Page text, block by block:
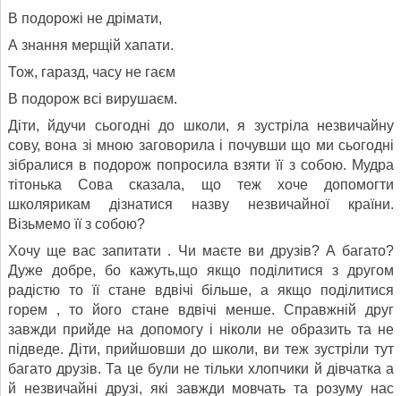
В подорожі не дрімати,
А знання мерщій хапати.
Тож, гаразд, часу не гаєм
В подорож всі вирушаєм.
Діти, йдучи сьогодні до школи, я зустріла незвичайну
сову, вона зі мною заговорила і почувши що ми сьогодні
зібралися в подорож попросила взяти її з собою. Мудра
тітонька Сова сказала, що теж хоче допомогти
школярикам дізнатися назву незвичайної країни.
Візьмемо її з собою?
Хочу ще вас запитати . Чи маєте ви друзів? А багато?
Дуже добре, бо кажуть,що якщо поділитися з другом
радістю то її стане вдвічі більше, а якщо поділитися
горем , то його стане вдвічі менше. Справжній друг
завжди прийде на допомогу і ніколи не образить та не
підведе. Діти, прийшовши до школи, ви теж зустріли тут
багато друзів. Та це були не тільки хлопчики й дівчатка а
й незвичайні друзі, які завжди мовчать та розуму нас